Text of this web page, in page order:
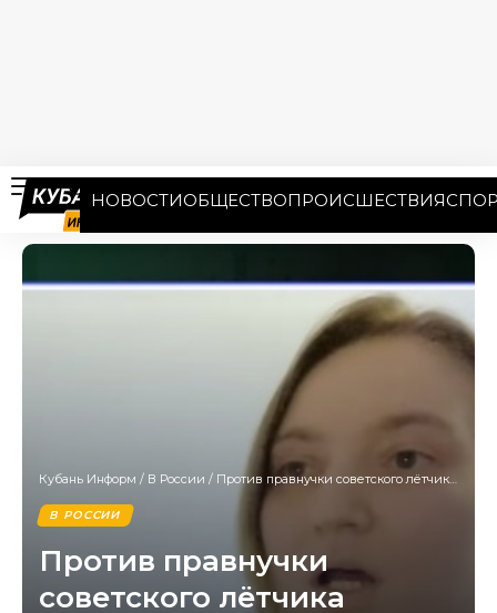
НОВОСТИОБЩЕСТВОПРОИСШЕСТВИЯ
Кубань Информ / В России / Против правнучки советского лётчика Чкалова возбудили уголовное дело о призывах к терроризму
В РОССИИ
Против правнучки
советского лётчика